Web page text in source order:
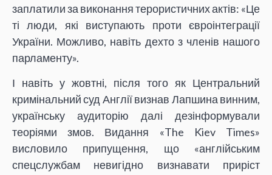
заплатили за виконання терористичних актів: «Це
ті люди, які виступають проти євроінтеграції
України. Можливо, навіть дехто з членів нашого
парламенту».
І навіть у жовтні, після того як Центральний
кримінальний суд Англії визнав Лапшина винним,
українську аудиторію далі дезінформували
теоріями змов. Видання «The Kiev Times»
висловило припущення, що «англійським
спецслужбам невигідно визнавати приріст